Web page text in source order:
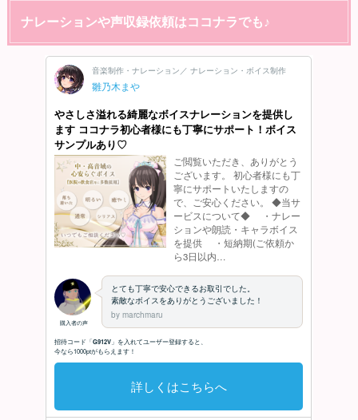
ナレーションや声収録依頼はココナラでも♪